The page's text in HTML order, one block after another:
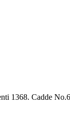
1368. Cadde